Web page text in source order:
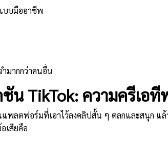
บบมืออาชีพ
มากกว่าคนอื่น
น TikTok: ความครีเอที
ลตฟอร์มที่เอาไว้ลงคลิปสั้น ๆ ตลกและสนุก แล้
เสียคือ